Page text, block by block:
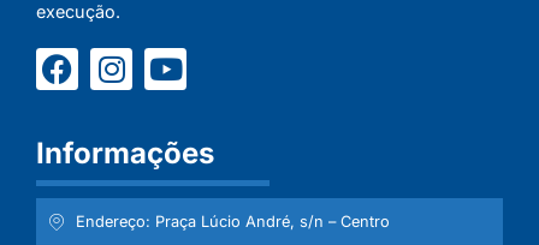
execução.
Informações
Endereço: Praça Lúcio André, s/n – Centro